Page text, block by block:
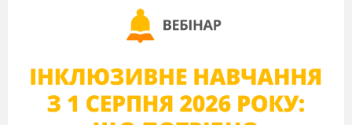
буде подорожувати наша непосидюча
Чи схожа вона на геометричну фігуру?
перетворюватися на різні геометричні
фігури, от тільки допомогти їй мають
наші пальчики.